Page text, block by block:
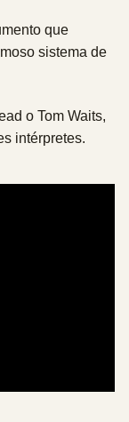
que
sistema de
o Tom Waits,
intérpretes.